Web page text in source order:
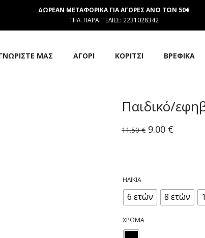
ΔΩΡΕΑΝ ΜΕΤΑΦΟΡΙΚΑ ΓΙΑ ΑΓΟΡΕΣ ΑΝΩ ΤΩΝ 50€
ΤΗΛ. ΠΑΡΑΓΓΕΛΙΕΣ: 2231028342
ΜΑΣ ΑΓΟΡΙ ΚΟΡΙΤΣΙ ΒΡΕΦΙΚΑ
Παιδικό/
11.50€ Original
9.00 €
ΗΛΙΚΊΑ
6 ετών 8 ετών
ΧΡΏΜΑ